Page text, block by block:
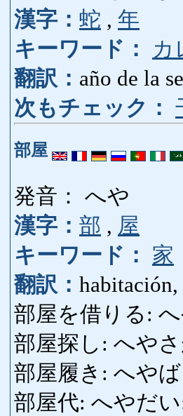
漢字： 蛇 , 年
キーワード：
カ
翻訳： año de la
次もチェック：
部屋
発音： へや
漢字： 部 , 屋
キーワード：
家
翻訳： habitación,
部屋を借りる:
部屋探し: へやさ
部屋履き: へや
部屋代: へやだ